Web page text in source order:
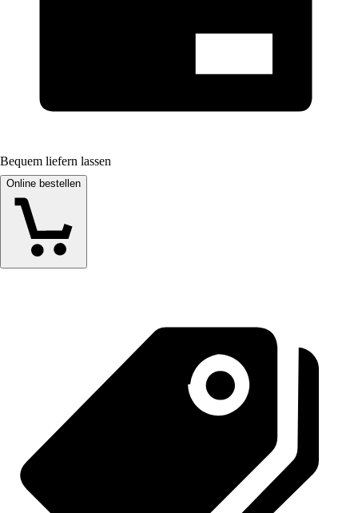
Bequem liefern lassen
Online bestellen